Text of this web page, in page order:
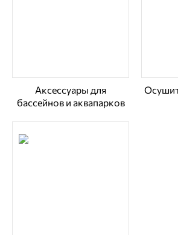
Аксессуары для
бассейнов и аквапарков